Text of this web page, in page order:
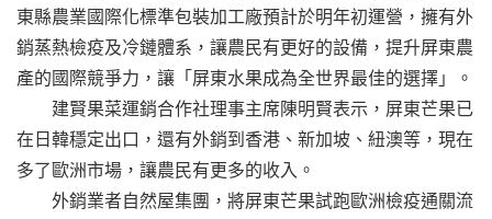
東縣農業國際化標準包裝加工廠預計於明年初運營，擁有外
銷蒸熱檢疫及冷鏈體系，讓農民有更好的設備，提升屏東農
產的國際競爭力，讓「屏東水果成為全世界最佳的選擇」。
建賢果菜運銷合作社理事主席陳明賢表示，屏東芒果已
在日韓穩定出口，還有外銷到香港、新加坡、紐澳等，現在
多了歐洲市場，讓農民有更多的收入。
外銷業者自然屋集團，將屏東芒果試跑歐洲檢疫通關流